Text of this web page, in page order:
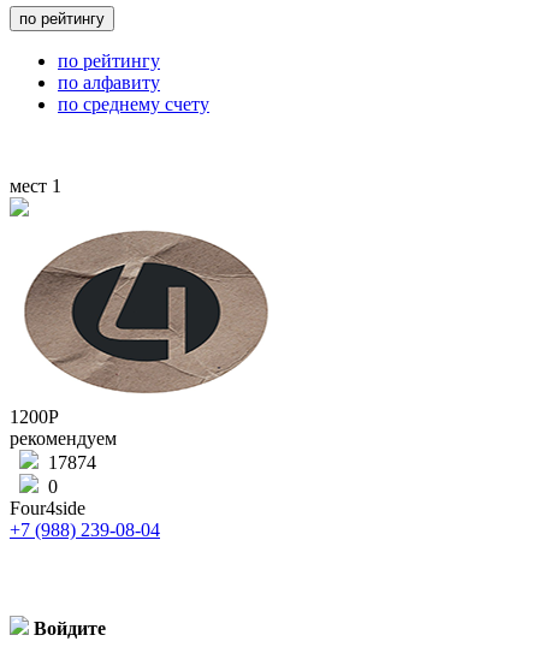
по рейтингу
по рейтингу
по алфавиту
по среднему счету
мест 1
1200Р
рекомендуем
17874
0
Four4side
+7 (988) 239-08-04
Войдите